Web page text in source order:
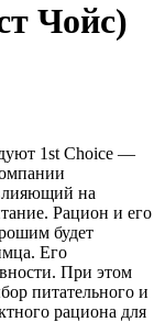
Чойс)
1st Choice —
на
Рацион и его
будет
Его
При этом
питательного и
рациона для